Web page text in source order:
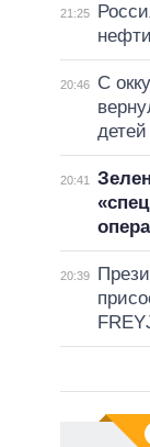
21:25
20:46
С
20:41
20:39